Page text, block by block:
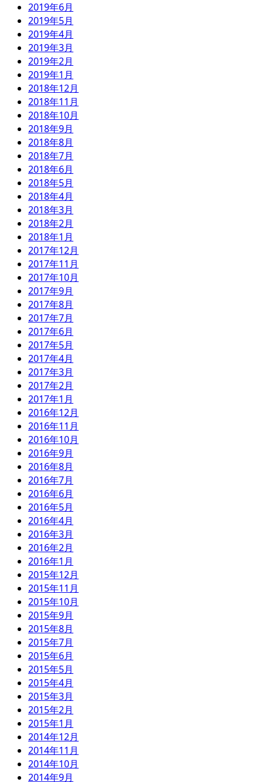
2019年6月
2019年5月
2019年4月
2019年3月
2019年2月
2019年1月
2018年12月
2018年11月
2018年10月
2018年9月
2018年8月
2018年7月
2018年6月
2018年5月
2018年4月
2018年3月
2018年2月
2018年1月
2017年12月
2017年11月
2017年10月
2017年9月
2017年8月
2017年7月
2017年6月
2017年5月
2017年4月
2017年3月
2017年2月
2017年1月
2016年12月
2016年11月
2016年10月
2016年9月
2016年8月
2016年7月
2016年6月
2016年5月
2016年4月
2016年3月
2016年2月
2016年1月
2015年12月
2015年11月
2015年10月
2015年9月
2015年8月
2015年7月
2015年6月
2015年5月
2015年4月
2015年3月
2015年2月
2015年1月
2014年12月
2014年11月
2014年10月
2014年9月